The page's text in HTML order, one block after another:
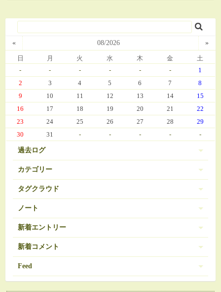
« 08/2026 »
日 月 火 水 木 金 土
- - - - - -
1
2
3 4 5 6 7
8
9
10 11 12 13 14
15
16
17 18 19 20 21
22
23
24 25 26 27 28
29
30
31 - - - - -
過去ログ
カテゴリー
伊豆 (303)
日常 (560)
娘の成長 (669)
ゲーム (342)
タグクラウド
BRAVELY DEFAULT
SDガンダム お弁当
お気に入り（私）
アーマードコア エランシア
オンラインゲーム 508 ガンダム 24
ノート
ノートは登録されていません。
新着エントリー
javascript 再勉強中
新着コメント
Re:エランシア DSH版SS
2026/06/18 from 承認待ち
Feed